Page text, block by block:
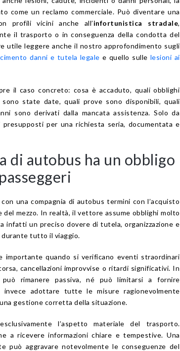
come un reclamo commerciale. Può diventare una
profili vicini anche all’infortunistica stradale,
il trasporto o in conseguenza della condotta del
utile leggere anche il nostro approfondimento sugli
danni e tutela legale e quello sulle lesioni ai
il caso concreto: cosa è accaduto, quali obblighi
sono state date, quali prove sono disponibili, quali
sono derivati dalla mancata assistenza. Solo da
per una richiesta seria, documentata e
di autobus ha un obbligo
una compagnia di autobus termini con l’acquisto
mezzo. In realtà, il vettore assume obblighi molto
infatti un preciso dovere di tutela, organizzazione e
durante tutto il viaggio.
importante quando si verificano eventi straordinari
cancellazioni improvvise o ritardi significativi. In
rimanere passiva, né può limitarsi a fornire
invece adottare tutte le misure ragionevolmente
gestione corretta della situazione.
l’aspetto materiale del trasporto.
a ricevere informazioni chiare e tempestive. Una
può aggravare notevolmente le conseguenze del